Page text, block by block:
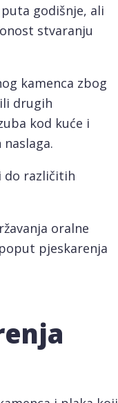
godišnje, ali
stvaranju
kamenca zbog
drugih
kod kuće i
do različitih
oralne
pjeskarenja